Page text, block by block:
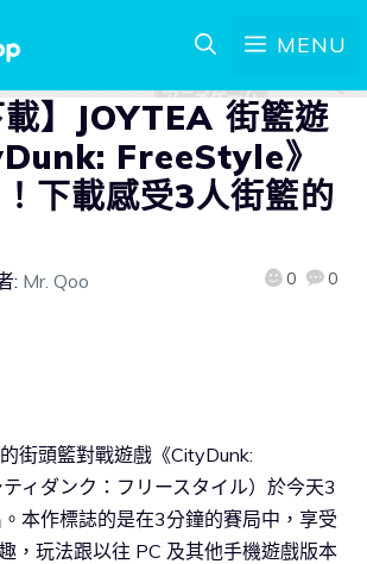
MENU
載】JOYTEA 街籃遊
FreeStyle》
下載感受3人街籃的
: Mr. Qoo 0 0
街頭籃對戰遊戲《CityDunk:
ィダンク：フリースタイル）於今天3
本作標誌的是在3分鐘的賽局中，享受
，玩法跟以往 PC 及其他手機遊戲版本